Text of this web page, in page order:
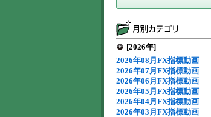
[2026年]
2026年08月FX指標動画
2026年07月FX指標動画
2026年06月FX指標動画
2026年05月FX指標動画
2026年04月FX指標動画
2026年03月FX指標動画